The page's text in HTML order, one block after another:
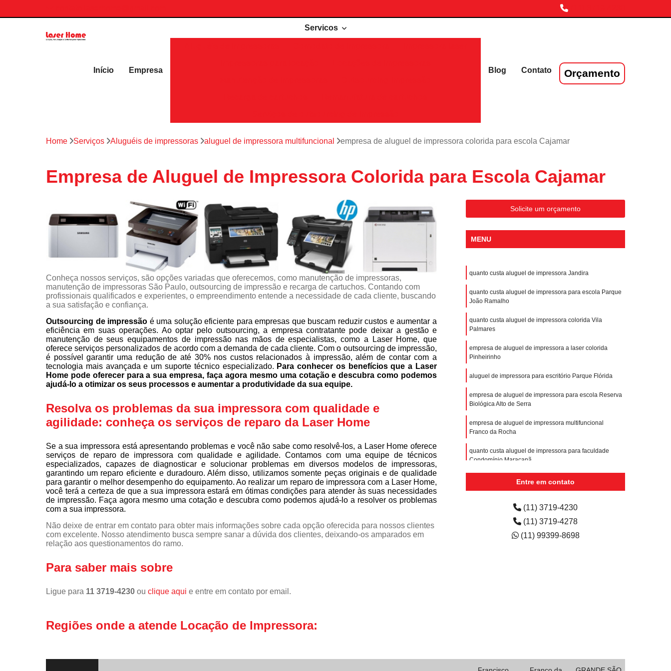
Início Empresa
Servicos
Blog Contato Orçamento
Home Serviços Aluguéis de impressoras aluguel de impressora multifuncional empresa de aluguel de impressora colorida para escola Cajamar
Empresa de Aluguel de Impressora Colorida para Escola Cajamar
Conheça nossos serviços, são opções variadas que oferecemos, como manutenção de impressoras,
manutenção de impressoras São Paulo, outsourcing de impressão e recarga de cartuchos. Contando com
profissionais qualificados e experientes, o empreendimento entende a necessidade de cada cliente, buscando
a sua satisfação e confiança.
Outsourcing de impressão é uma solução eficiente para empresas que buscam reduzir custos e aumentar a
eficiência em suas operações. Ao optar pelo outsourcing, a empresa contratante pode deixar a gestão e
manutenção de seus equipamentos de impressão nas mãos de especialistas, como a Laser Home, que
oferece serviços personalizados de acordo com a demanda de cada cliente. Com o outsourcing de impressão,
é possível garantir uma redução de até 30% nos custos relacionados à impressão, além de contar com a
tecnologia mais avançada e um suporte técnico especializado. Para conhecer os benefícios que a Laser
Home pode oferecer para a sua empresa, faça agora mesmo uma cotação e descubra como podemos
ajudá-lo a otimizar os seus processos e aumentar a produtividade da sua equipe.
Resolva os problemas da sua impressora com qualidade e
agilidade: conheça os serviços de reparo da Laser Home
Se a sua impressora está apresentando problemas e você não sabe como resolvê-los, a Laser Home oferece
serviços de reparo de impressora com qualidade e agilidade. Contamos com uma equipe de técnicos
especializados, capazes de diagnosticar e solucionar problemas em diversos modelos de impressoras,
garantindo um reparo eficiente e duradouro. Além disso, utilizamos somente peças originais e de qualidade
para garantir o melhor desempenho do equipamento. Ao realizar um reparo de impressora com a Laser Home,
você terá a certeza de que a sua impressora estará em ótimas condições para atender às suas necessidades
de impressão. Faça agora mesmo uma cotação e descubra como podemos ajudá-lo a resolver os problemas
com a sua impressora.
Não deixe de entrar em contato para obter mais informações sobre cada opção oferecida para nossos clientes
com excelente. Nosso atendimento busca sempre sanar a dúvida dos clientes, deixando-os amparados em
relação aos questionamentos do ramo.
Para saber mais sobre
Ligue para 11 3719-4230 ou clique aqui e entre em contato por email.
Solicite um orçamento
MENU
quanto custa aluguel de impressora Jandira
quanto custa aluguel de impressora para escola Parque
João Ramalho
quanto custa aluguel de impressora colorida Vila
Palmares
empresa de aluguel de impressora a laser colorida
Pinheirinho
aluguel de impressora para escritório Parque Flórida
empresa de aluguel de impressora para escola Reserva
Biológica Alto de Serra
empresa de aluguel de impressora multifuncional
Franco da Rocha
quanto custa aluguel de impressora para faculdade
Condomínio Maracanã
empresa de aluguel de impressora colorida Vila
aluguel de impressora a laser colorida preço Reserva
Entre em contato
(11) 3719-4230
(11) 3719-4278
(11) 99399-8698
Regiões onde a atende Locação de Impressora: